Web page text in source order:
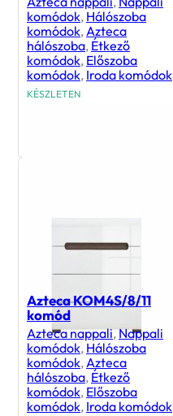
komódok, Hálószoba
komódok,Azteca
hálószoba, Étkező
komódok, Előszoba
komódok, Iroda komódok
KÉSZLETEN
Azteca KOM4S/8/11
komód
Azteca nappali,Nappali
komódok, Hálószoba
komódok,Azteca
hálószoba, Étkező
komódok, Előszoba
komódok, Iroda komódok